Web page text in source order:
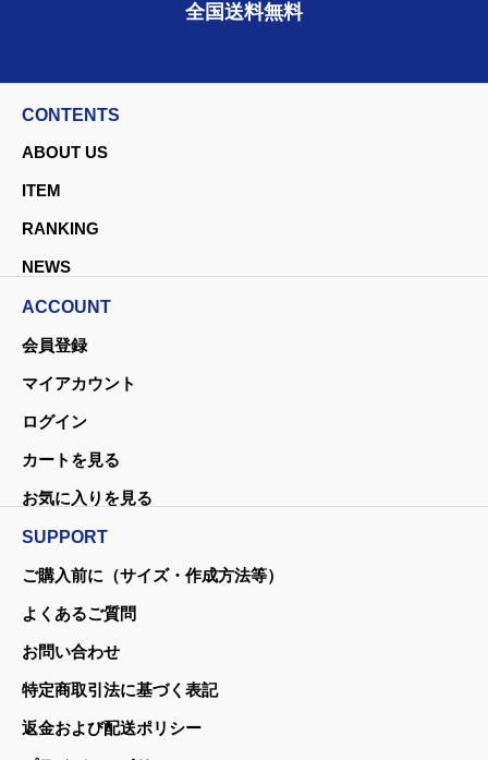
全国送料無料
CONTENTS
ABOUT US
ITEM
RANKING
NEWS
ACCOUNT
会員登録
マイアカウント
ログイン
カートを見る
お気に入りを見る
SUPPORT
ご購入前に（サイズ・作成方法等）
よくあるご質問
お問い合わせ
特定商取引法に基づく表記
返金および配送ポリシー